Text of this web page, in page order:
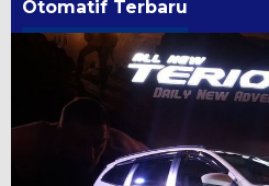
Otomatif Terbaru